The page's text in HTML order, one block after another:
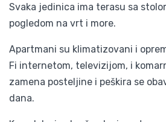
Svaka jedinica ima terasu sa
pogledom na vrt i more.
Apartmani su klimatizovani i
Fi internetom, televizijom, i
zamena posteljine i peškira se
dana.